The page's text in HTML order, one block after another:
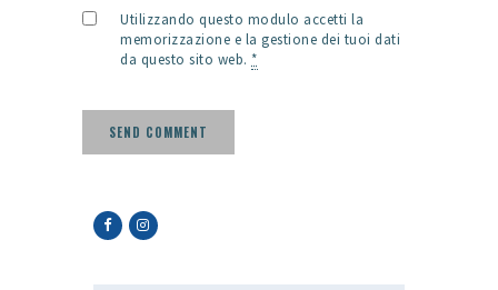
Utilizzando questo modulo accetti la
memorizzazione e la gestione dei tuoi dati
da questo sito web. *